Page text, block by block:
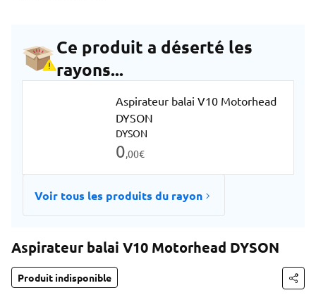
Ce produit a déserté les
rayons...
Aspirateur balai V10 Motorhead
DYSON
DYSON
0,00€
Voir tous les produits du rayon
Aspirateur balai V10 Motorhead DYSON
Produit indisponible